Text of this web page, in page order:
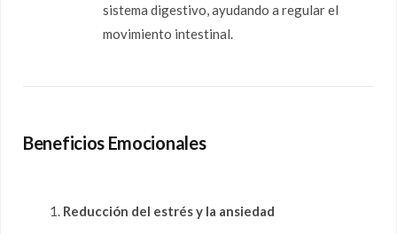
sistema digestivo, ayudando a regular el
movimiento intestinal.
Beneficios Emocionales
Reducción del estrés y la ansiedad